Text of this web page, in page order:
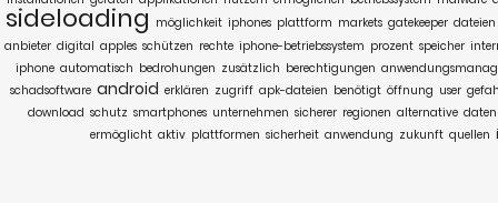
sideloading möglichkeit iphones plattform markets gatekeeper dateien
anbieter digital apples schützen rechte iphone-betriebssystem prozent speicher
iphone automatisch bedrohungen zusätzlich berechtigungen
schadsoftware android erklären zugriff apk-dateien benötigt öffnung user
download schutz smartphones unternehmen sicherer regionen alternative daten
ermöglicht aktiv plattformen sicherheit anwendung zukunft quellen